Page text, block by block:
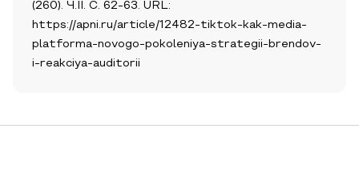
(260). Ч.II. С. 62-63. URL:
https://apni.ru/article/12482-tiktok-kak-media-
platforma-novogo-pokoleniya-strategii-brendov-
i-reakciya-auditorii